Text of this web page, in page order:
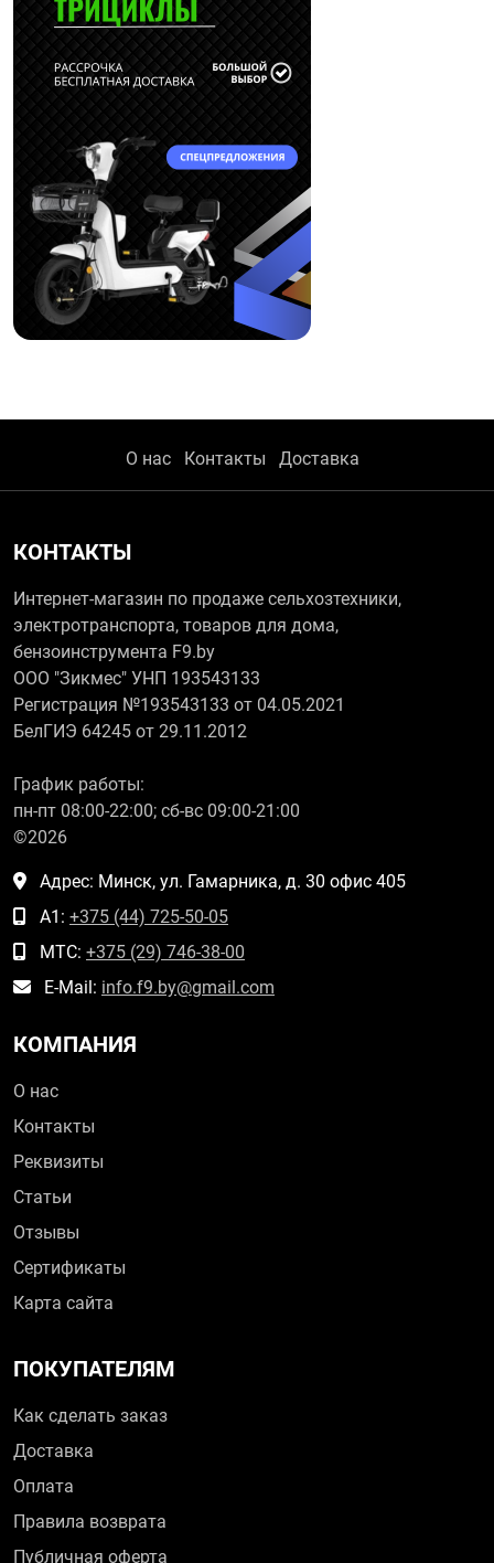
О нас Контакты Доставка
КОНТАКТЫ
Интернет-магазин по продаже сельхозтехники,
электротранспорта, товаров для дома,
бензоинструмента F9.by
ООО "Зикмес" УНП 193543133
Регистрация №193543133 от 04.05.2021
БелГИЭ 64245 от 29.11.2012
График работы:
пн-пт 08:00-22:00; сб-вс 09:00-21:00
©2026
Адрес: Минск, ул. Гамарника, д. 30 офис 405
А1: +375 (44) 725-50-05
МТС: +375 (29) 746-38-00
E-Mail: info.f9.by@gmail.com
КОМПАНИЯ
О нас
Контакты
Реквизиты
Статьи
Отзывы
Сертификаты
Карта сайта
ПОКУПАТЕЛЯМ
Как сделать заказ
Доставка
Оплата
Правила возврата
Публичная оферта